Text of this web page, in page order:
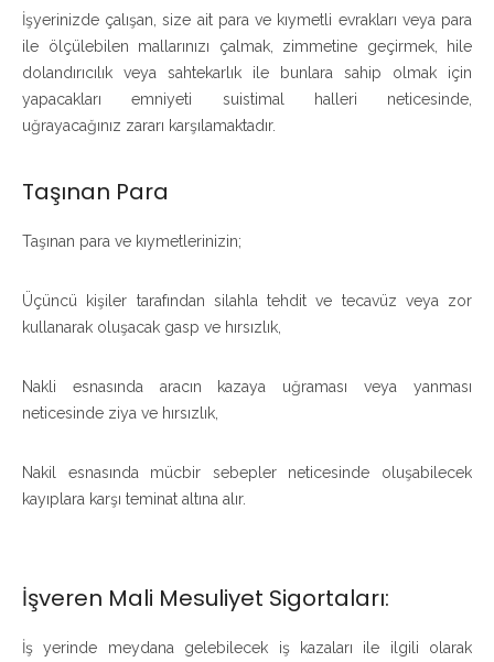
İşyerinizde çalışan, size ait para ve kıymetli evrakları veya para
ile ölçülebilen mallarınızı çalmak, zimmetine geçirmek, hile
dolandırıcılık veya sahtekarlık ile bunlara sahip olmak için
yapacakları emniyeti suistimal halleri neticesinde,
uğrayacağınız zararı karşılamaktadır.
Taşınan Para
Taşınan para ve kıymetlerinizin;
Üçüncü kişiler tarafından silahla tehdit ve tecavüz veya zor
kullanarak oluşacak gasp ve hırsızlık,
Nakli esnasında aracın kazaya uğraması veya yanması
neticesinde ziya ve hırsızlık,
Nakil esnasında mücbir sebepler neticesinde oluşabilecek
kayıplara karşı teminat altına alır.
İşveren Mali Mesuliyet Sigortaları:
İş yerinde meydana gelebilecek iş kazaları ile ilgili olarak